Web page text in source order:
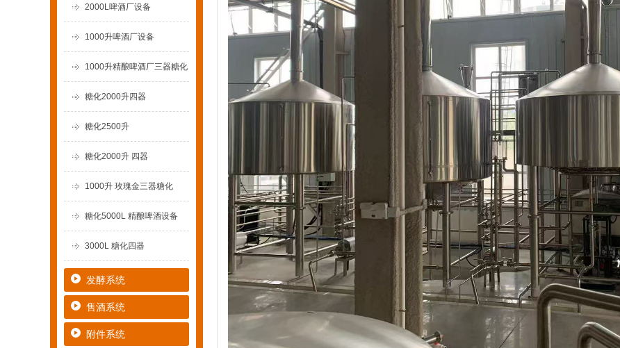
2000L啤酒厂设备
1000升啤酒厂设备
1000升精酿啤酒厂三器糖化
糖化2000升四器
糖化2500升
糖化2000升 四器
1000升 玫瑰金三器糖化
糖化5000L 精酿啤酒设备
3000L 糖化四器
发酵系统
售酒系统
附件系统